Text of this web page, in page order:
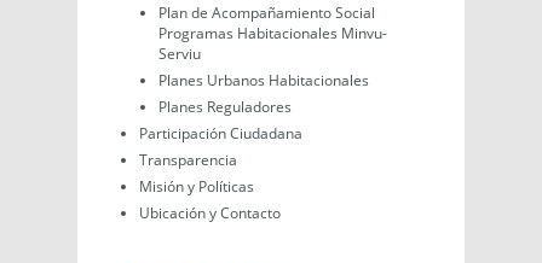
Plan de Acompañamiento Social
Programas Habitacionales Minvu-
Serviu
Planes Urbanos Habitacionales
Planes Reguladores
Participación Ciudadana
Transparencia
Misión y Políticas
Ubicación y Contacto